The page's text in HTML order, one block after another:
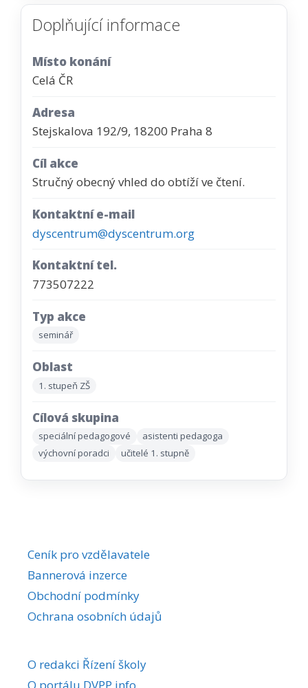
Doplňující informace
Místo konání
Celá ČR
Adresa
Stejskalova 192/9, 18200 Praha 8
Cíl akce
Stručný obecný vhled do obtíží ve čtení.
Kontaktní e-mail
dyscentrum@dyscentrum.org
Kontaktní tel.
773507222
Typ akce
seminář
Oblast
1. stupeň ZŠ
Cílová skupina
speciální pedagogové
asistenti pedagoga
výchovní poradci
učitelé 1. stupně
Ceník pro vzdělavatele
Bannerová inzerce
Obchodní podmínky
Ochrana osobních údajů
O redakci Řízení školy